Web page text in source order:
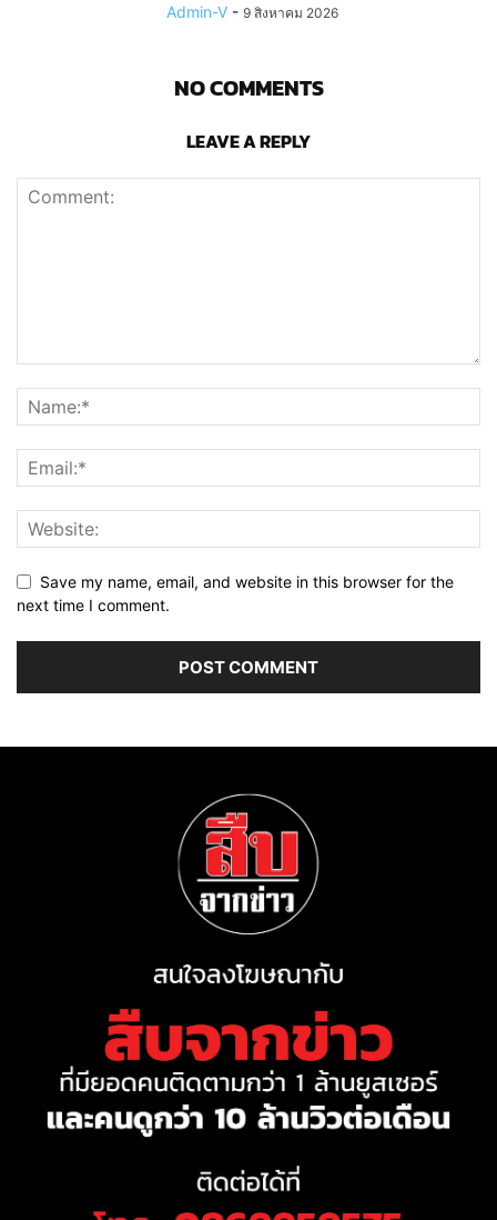
Admin-V - 9 สิงหาคม 2026
NO COMMENTS
LEAVE A REPLY
Save my name, email, and website in this browser for the
next time I comment.